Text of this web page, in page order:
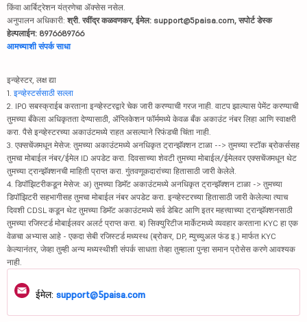
किंवा आर्बिट्रेशन यंत्रणेचा ॲक्सेस नसेल.
अनुपालन अधिकारी: श्री. रवींद्र कळवणकर, ईमेल: support@5paisa.com, सपोर्ट डेस्क
हेल्पलाईन: 8976689766
आमच्याशी संपर्क साधा
इन्व्हेस्टर, लक्ष द्या
1. इन्व्हेस्टर्ससाठी सल्ला
2. IPO सबस्क्राईब करताना इन्व्हेस्टरद्वारे चेक जारी करण्याची गरज नाही. वाटप झाल्यास पेमेंट करण्याची
तुमच्या बँकेला अधिकृतता देण्यासाठी, ॲप्लिकेशन फॉर्ममध्ये केवळ बँक अकाउंट नंबर लिहा आणि स्वाक्षरी
करा. पैसे इन्व्हेस्टरच्या अकाउंटमध्ये राहत असल्याने रिफंडची चिंता नाही.
3. एक्सचेंजमधून मेसेज: तुमच्या अकाउंटमध्ये अनधिकृत ट्रान्झॅक्शन टाळा --> तुमच्या स्टॉक ब्रोकर्ससह
तुमचा मोबाईल नंबर/ईमेल ID अपडेट करा. दिवसाच्या शेवटी तुमच्या मोबाईल/ईमेलवर एक्सचेंजमधून थेट
तुमच्या ट्रान्झॅक्शनची माहिती प्राप्त करा. गुंतवणूकदारांच्या हितासाठी जारी केलेले.
4. डिपॉझिटरीकडून मेसेज: अ) तुमच्या डिमॅट अकाउंटमध्ये अनधिकृत ट्रान्झॅक्शन टाळा -> तुमच्या
डिपॉझिटरी सहभागीसह तुमचा मोबाईल नंबर अपडेट करा. इन्व्हेस्टरच्या हितासाठी जारी केलेल्या त्याच
दिवशी CDSL कडून थेट तुमच्या डिमॅट अकाउंटमध्ये सर्व डेबिट आणि इतर महत्त्वाच्या ट्रान्झॅक्शनसाठी
तुमच्या रजिस्टर्ड मोबाईलवर अलर्ट प्राप्त करा. ब) सिक्युरिटीज मार्केटमध्ये व्यवहार करताना KYC हा एक
वेळचा अभ्यास आहे - एकदा सेबी रजिस्टर्ड मध्यस्थ (ब्रोकर, DP, म्युच्युअल फंड इ.) मार्फत KYC
केल्यानंतर, जेव्हा तुम्ही अन्य मध्यस्थीशी संपर्क साधता तेव्हा तुम्हाला पुन्हा समान प्रोसेस करणे आवश्यक
नाही.
ईमेल: support@5paisa.com